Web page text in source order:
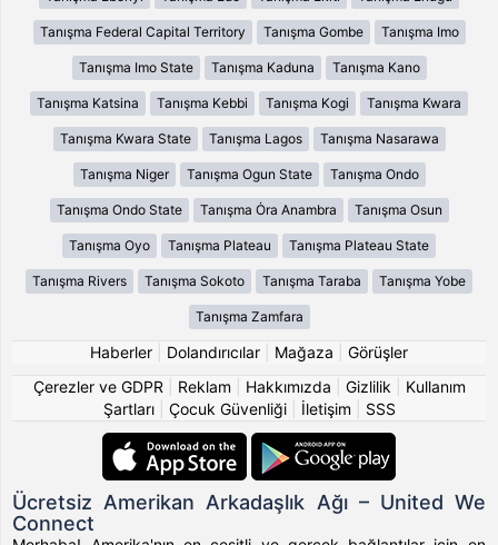
Tanışma Federal Capital Territory Tanışma Gombe Tanışma Imo
Tanışma Imo State Tanışma Kaduna Tanışma Kano
Tanışma Katsina Tanışma Kebbi Tanışma Kogi Tanışma Kwara
Tanışma Kwara State Tanışma Lagos Tanışma Nasarawa
Tanışma Niger Tanışma Ogun State Tanışma Ondo
Tanışma Ondo State Tanışma Ȯra Anambra Tanışma Osun
Tanışma Oyo Tanışma Plateau Tanışma Plateau State
Tanışma Rivers Tanışma Sokoto Tanışma Taraba Tanışma Yobe
Tanışma Zamfara
Haberler Dolandırıcılar Mağaza
Görüşler
Çerezler ve GDPR
Reklam Hakkımızda Gizlilik
Kullanım
Şartları| Çocuk Güvenliği| İletişim SSS
Ücretsiz Amerikan Arkadaşlık Ağı – United We
Connect